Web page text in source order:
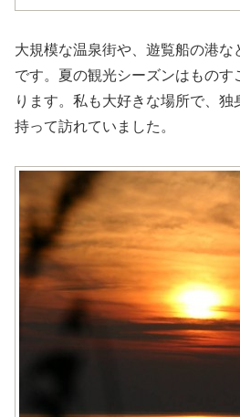
大規模な温泉街や、遊覧船の港な
です。夏の観光シーズンはものす
ります。私も大好きな場所で、
持って訪れていました。